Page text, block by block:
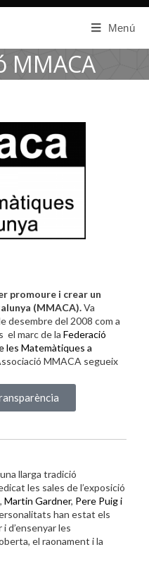
Menú
MMACA
promoure i crear un
(MMACA).Va
desembre del 2008 com a
el marc de laFederació
les Matemàtiques a
MMACA segueix
llarga tradició
les sales de l’exposició
,Martin Gardner, Pere Puig i
han estat els
d’ensenyar les
el raonament i la